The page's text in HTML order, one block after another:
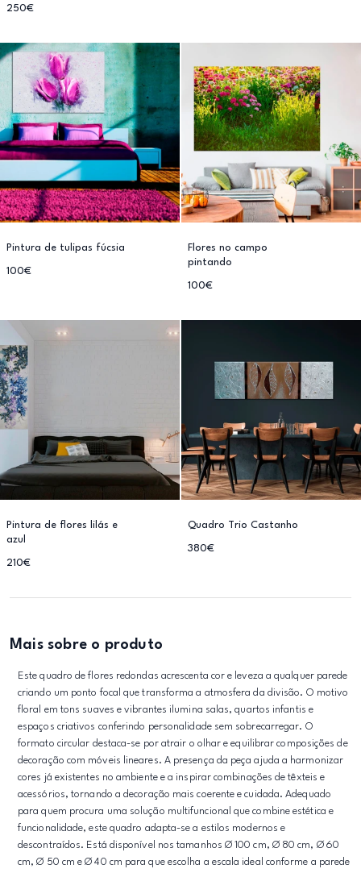
250€
Pintura de tulipas fúcsia
100€
Flores no campo
pintando
100€
Pintura de flores lilás e
azul
210€
Quadro Trio Castanho
380€
Mais sobre o produto
Este quadro de flores redondas acrescenta cor e leveza a qualquer parede
criando um ponto focal que transforma a atmosfera da divisão. O motivo
floral em tons suaves e vibrantes ilumina salas, quartos infantis e
espaços criativos conferindo personalidade sem sobrecarregar. O
formato circular destaca-se por atrair o olhar e equilibrar composições de
decoração com móveis lineares. A presença da peça ajuda a harmonizar
cores já existentes no ambiente e a inspirar combinações de têxteis e
acessórios, tornando a decoração mais coerente e cuidada. Adequado
para quem procura uma solução multifuncional que combine estética e
funcionalidade, este quadro adapta-se a estilos modernos e
descontraídos. Está disponível nos tamanhos Ø 100 cm, Ø 80 cm, Ø 60
cm, Ø 50 cm e Ø 40 cm para que escolha a escala ideal conforme a parede